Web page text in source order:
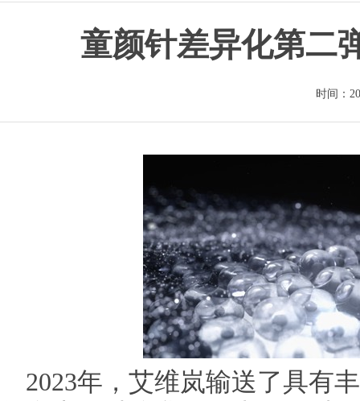
童颜针差异化第二
时间：
2023年，艾维岚输送了具有
平安健康联合辉瑞、中华社会救助基金会精准